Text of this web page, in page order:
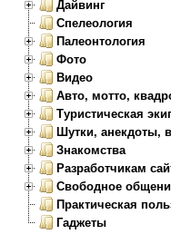
Дайвинг
Спелеология
Палеонтология
Фото
Видео
Авто, мотто,
Туристическая
Шутки, анекдоты,
Знакомства
Разработчикам
Свободное
Практическая
Гаджеты